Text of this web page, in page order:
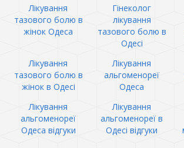
Лікування
тазового болю в
жінок Одеса
Гінеколог
лікування
тазового болю в
Одесі
Лікування
тазового болю в
жінок в Одесі
Лікування
альгоменореї
Одеса
Лікування
альгоменореї
Одеса відгуки
Лікування
альгоменореї в
Одесі відгуки